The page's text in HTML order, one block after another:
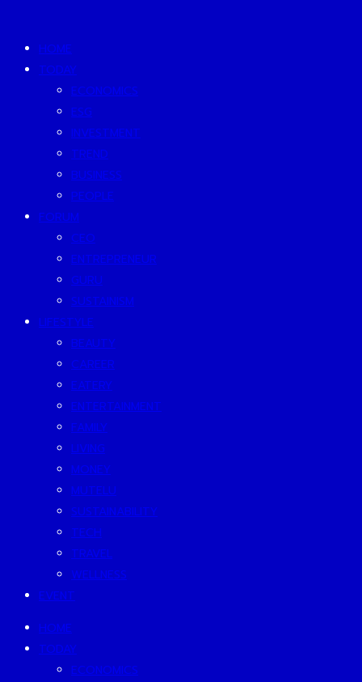
HOME
TODAY
ECONOMICS
ESG
INVESTMENT
TREND
BUSINESS
PEOPLE
FORUM
CEO
ENTREPRENEUR
GURU
SUSTAINISM
LIFESTYLE
BEAUTY
CAREER
EATERY
ENTERTAINMENT
FAMILY
LIVING
MONEY
MUTELU
SUSTAINABILITY
TECH
TRAVEL
WELLNESS
EVENT
HOME
TODAY
ECONOMICS